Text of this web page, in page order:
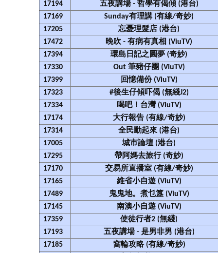
17194
五夜講場 - 哲學有偈傾 (港台)
17169
Sunday有理講 (有線/奇妙)
17205
忘憂理髮店 (港台)
17472
晚吹 - 有病有真相 (ViuTV)
17394
環島日記之圓夢 (奇妙)
17330
Out 筆豬仔團 (ViuTV)
17399
回憶備份 (ViuTV)
17323
#後生仔傾吓偈 (無綫J2)
17334
喝吧！台灣 (ViuTV)
17174
大行報告 (有線/奇妙)
17314
全民動起來 (港台)
17005
城市論壇 (港台)
17295
帶阿媽去旅行 (奇妙)
17170
交易所直播室 (有線/奇妙)
17165
維省小自遊 (ViuTV)
17489
鬼鬼地。煮乜簋 (ViuTV)
17145
南澳小自遊 (ViuTV)
17359
使徒行者2 (無綫)
17193
五夜講場 - 是男非男 (港台)
17185
窩輪攻略 (有線/奇妙)